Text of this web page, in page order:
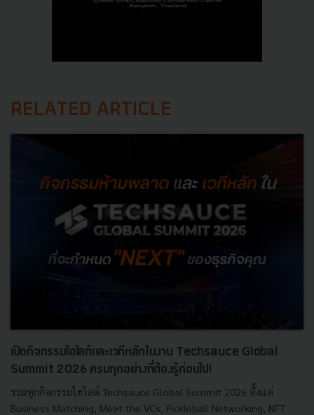
RELATED ARTICLE
เปิดกิจกรรมไฮไลต์และเวทีหลักในงาน Techsauce Global
Summit 2026 ครบทุกอย่างที่ต้องรู้ก่อนไป!
รวมทุกกิจกรรมไฮไลต์ Techsauce Global Summit 2026 ตั้งแต่
Business Matching, Meet the VCs, Pickleball Networking, NFT